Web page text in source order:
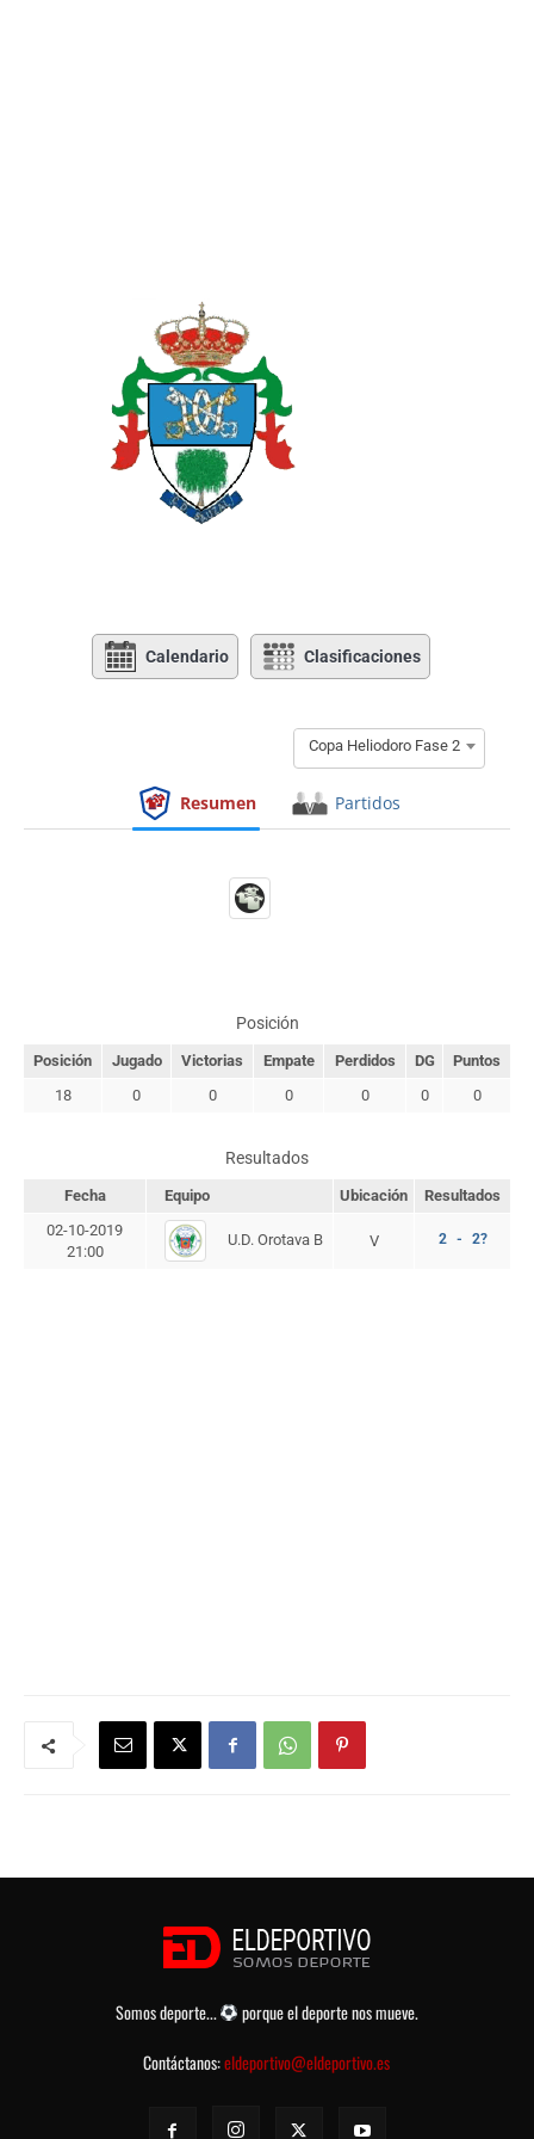
Calendario Clasificaciones
Copa Heliodoro Fase 2
Resumen Partidos
Posición
Posición Jugado Victorias Empate Perdidos DG
Puntos
18
0 0 0 0 0 0
Resultados
Fecha Equipo Ubicación
Resultados
02-10-2019
21:00
U.D. Orotava B V 2 - 2?
Somos deporte...
porque el deporte nos mueve.
Contáctanos:eldeportivo@eldeportivo.es